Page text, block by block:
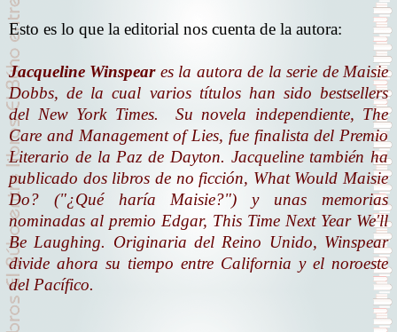
Esto es lo que la editorial nos cuenta de la autora:
Jacqueline Winspeares la autora de la serie de Maisie
Dobbs, de la cual varios títulos han sido bestsellers
del New York Times. Su novela independiente, The
Care and Management of Lies, fue finalista del Premio
Literario de la Paz de Dayton. Jacqueline también ha
publicado dos libros de no ficción, What Would Maisie
Do? ("¿Qué haría Maisie?") y unas memorias
nominadas al premio Edgar, This Time Next Year We'll
Be Laughing. Originaria del Reino Unido, Winspear
divide ahora su tiempo entre California y el noroeste
del Pacífico.